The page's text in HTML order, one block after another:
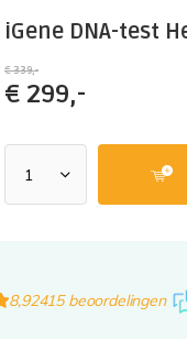
iGene DNA-test
€ 339,-
€ 299,-
8,92415 beoordelingen